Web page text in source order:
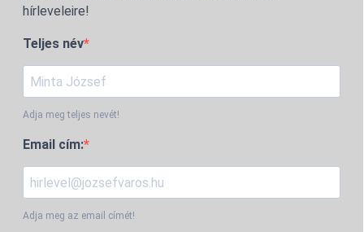
hírleveleire!
Teljes név
Adja meg teljes nevét!
Email cím:
Adja meg az email címét!